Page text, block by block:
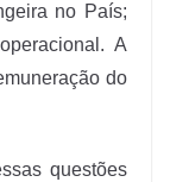
no País;
A
do
questões